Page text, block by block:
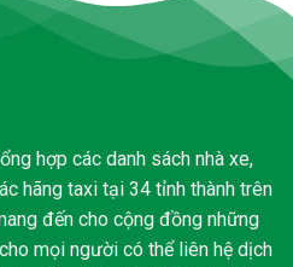
hợp các danh sách nhà xe,
hãng taxi tại 34 tỉnh thành trên
đến cho cộng đồng những
mọi người có thể liên hệ dịch